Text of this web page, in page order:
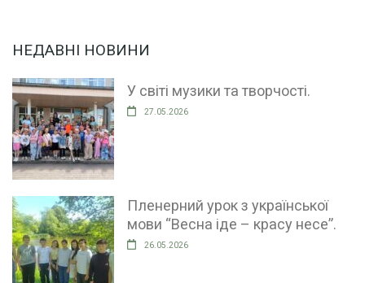
НЕДАВНІ НОВИНИ
У світі музики та творчості.
27.05.2026
Пленерний урок з української
мови “Весна іде – красу несе”.
26.05.2026